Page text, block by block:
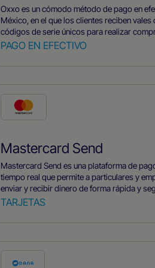
Oxxo es un cómodo método de pago en
México, en el que los clientes reciben vales
códigos de serie únicos para realizar
recibido el pago en un establecimiento
de facturas, transferencias de dinero y
PAGO EN EFECTIVO
Mastercard Send
Mastercard Send es una plataforma de
tiempo real que permite a particulares y
enviar y recibir dinero de forma rápida y
Permite a los usuarios enviar dinero
electrónico móvil de un destinatario
TARJETAS